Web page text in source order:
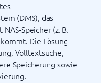
(DMS), das
(z. B.
Die Lösung
Volltextsuche,
Speicherung sowie